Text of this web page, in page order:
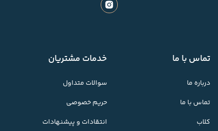
تماس با ما
درباره ما
تماس با ما
کلاب
خدمات مشتریان
سوالات متداول
حریم خصوصی
انتقادات و پیشنهادات